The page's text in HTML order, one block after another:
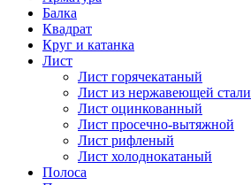
Балка
Квадрат
Круг и катанка
Лист
Лист горячекатаный
Лист из нержавеющей стали
Лист оцинкованный
Лист просечно-вытяжной
Лист рифленый
Лист холоднокатаный
Полоса